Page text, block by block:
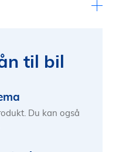
sett ved kortere
ikke krav til
Lånet har noe
din betaler
til bil
Du kan også